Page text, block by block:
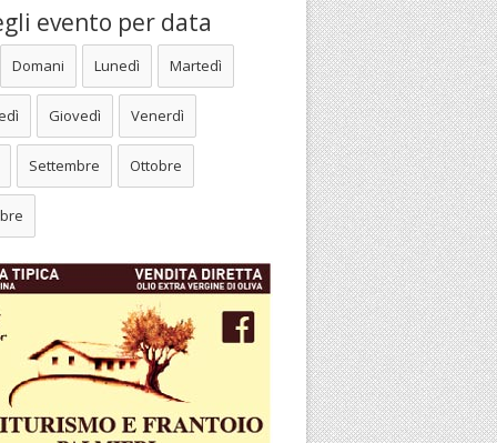
evento per data
Domani Lunedì Martedì
Giovedì Venerdì
Settembre Ottobre